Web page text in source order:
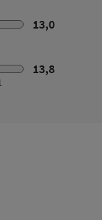
13,0
13,8